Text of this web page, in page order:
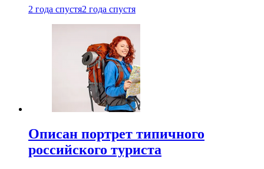
2 года спустя2 года спустя
Описан портрет типичного
российского туриста